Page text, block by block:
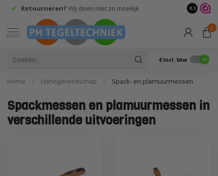
Retourneren? Wij doen niet zo moeilijk 9.2
MENU
0
€ Incl. btw
Home / Handgereedschap / Spack- en plamuurmessen
Spackmessen en plamuurmessen in
verschillende uitvoeringen